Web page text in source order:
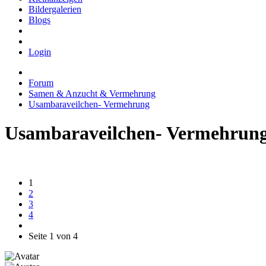
Bildergalerien
Blogs
Login
Forum
Samen & Anzucht & Vermehrung
Usambaraveilchen- Vermehrung
Usambaraveilchen-
1
2
3
4
Seite 1 von 4